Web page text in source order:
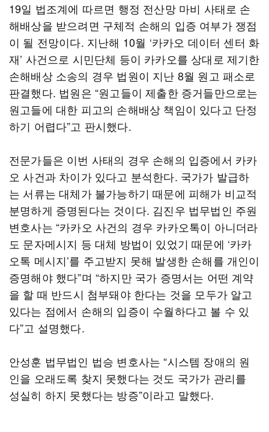
19일 법조계에 따르면 행정 전산망 마비 사태로 손
해배상을 받으려면 구체적 손해의 입증 여부가 쟁점
이 될 전망이다. 지난해 10월 ‘카카오 데이터 센터 화
재’ 사건으로 시민단체 등이 카카오를 상대로 제기한
손해배상 소송의 경우 법원이 지난 8월 원고 패소로
판결했다. 법원은 “원고들이 제출한 증거들만으로는
원고들에 대한 피고의 손해배상 책임이 있다고 단정
하기 어렵다”고 판시했다.
전문가들은 이번 사태의 경우 손해의 입증에서 카카
오 사건과 차이가 있다고 분석한다. 국가가 발급하
는 서류는 대체가 불가능하기 때문에 피해가 비교적
분명하게 증명된다는 것이다. 김진우 법무법인 주원
변호사는 “카카오 사건의 경우 카카오톡이 아니더라
도 문자메시지 등 대체 방법이 있었기 때문에 ‘카카
오톡 메시지’를 주고받지 못해 발생한 손해를 개인이
증명해야 했다”며 “하지만 국가 증명서는 어떤 계약
을 할 때 반드시 첨부돼야 한다는 것을 모두가 알고
있다는 점에서 손해의 입증이 수월하다고 볼 수 있
다”고 설명했다.
안성훈 법무법인 법승 변호사는 “시스템 장애의 원
인을 오래도록 찾지 못했다는 것도 국가가 관리를
성실히 하지 못했다는 방증”이라고 말했다.